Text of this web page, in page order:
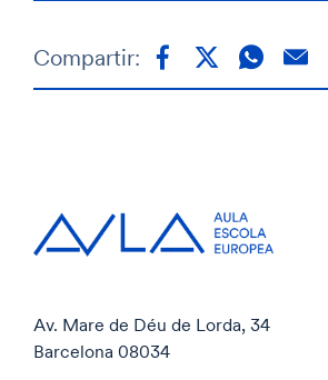
Compartir:
Av. Mare de Déu de Lorda, 34
Barcelona 08034